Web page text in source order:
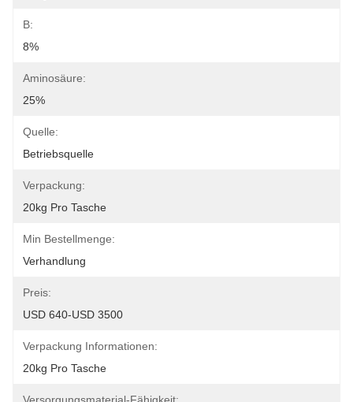
B:
8%
Aminosäure:
25%
Quelle:
Betriebsquelle
Verpackung:
20kg Pro Tasche
Min Bestellmenge:
Verhandlung
Preis:
USD 640-USD 3500
Verpackung Informationen:
20kg Pro Tasche